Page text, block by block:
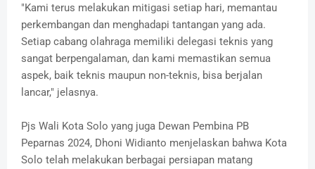
"Kami terus melakukan mitigasi setiap hari, memantau
perkembangan dan menghadapi tantangan yang ada.
Setiap cabang olahraga memiliki delegasi teknis yang
sangat berpengalaman, dan kami memastikan semua
aspek, baik teknis maupun non-teknis, bisa berjalan
lancar," jelasnya.
Pjs Wali Kota Solo yang juga Dewan Pembina PB
Peparnas 2024, Dhoni Widianto menjelaskan bahwa Kota
Solo telah melakukan berbagai persiapan matang